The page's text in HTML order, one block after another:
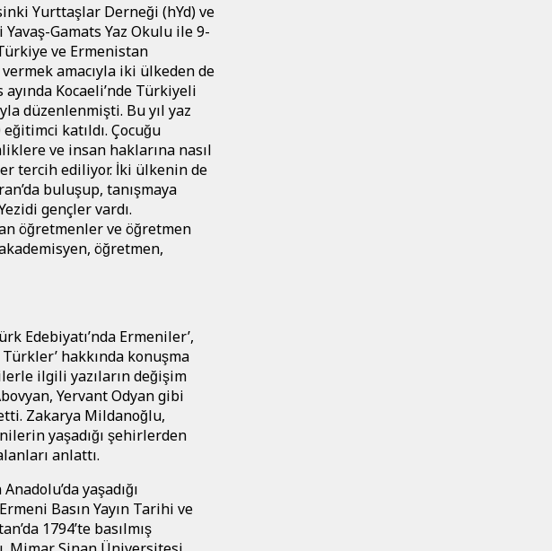
Yurttaşlar Derneği (hYd) ve
Gamats Yaz Okulu ile 9-
ve Ermenistan
amacıyla iki ülkeden de
Kocaeli’nde Türkiyeli
düzenlenmişti. Bu yıl yaz
katıldı. Çocuğu
ve insan haklarına nasıl
tercih ediliyor. İki ülkenin de
buluşup, tanışmaya
gençler vardı.
öğretmenler ve öğretmen
öğretmen,
Edebiyatı’nda Ermeniler’,
hakkında konuşma
ilgili yazıların değişim
Yervant Odyan gibi
Zakarya Mildanoğlu,
yaşadığı şehirlerden
anlattı.
yaşadığı
Basın Yayın Tarihi ve
1794’te basılmış